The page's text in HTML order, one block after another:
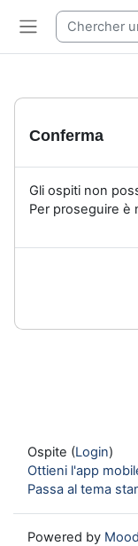
Vai al contenuto
Pannello
Conferma
Gli ospiti non
Per proseguire è
Ospite (Login)
Ottieni l'app
Passa al tema
Powered by